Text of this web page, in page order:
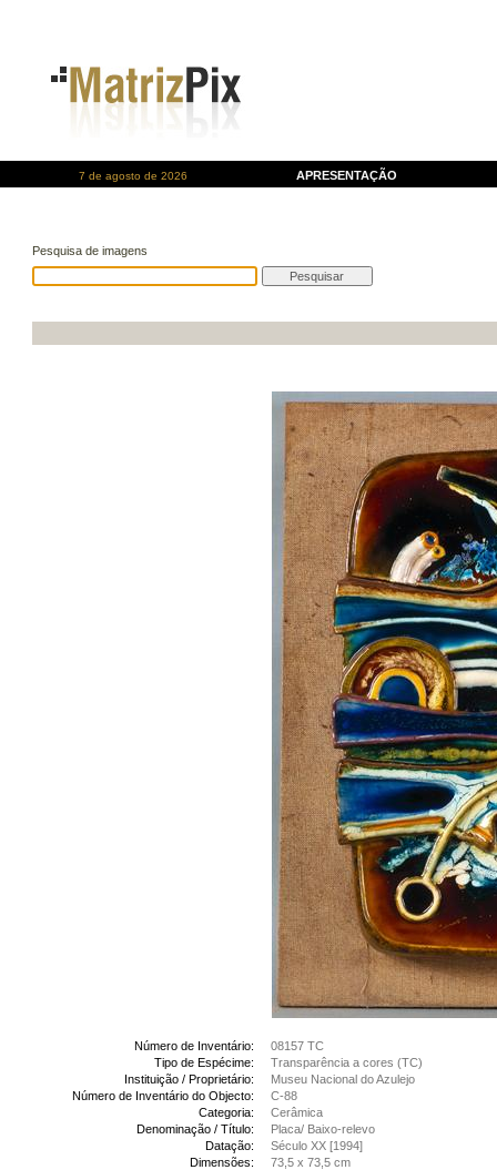
7 de agosto de 2026 APRESENTAÇÃO
Pesquisa de imagens
Número de Inventário:
08157 TC
Tipo de Espécime:
Transparência a cores (TC)
Instituição / Proprietário:
Museu Nacional do Azulejo
Número de Inventário do Objecto:
C-88
Categoria:
Cerâmica
Denominação / Título:
Placa/ Baixo-relevo
Datação:
Século XX [1994]
Dimensões:
73,5 x 73,5 cm